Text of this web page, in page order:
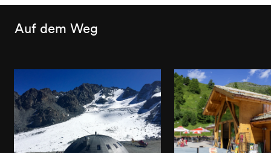
Auf dem Weg